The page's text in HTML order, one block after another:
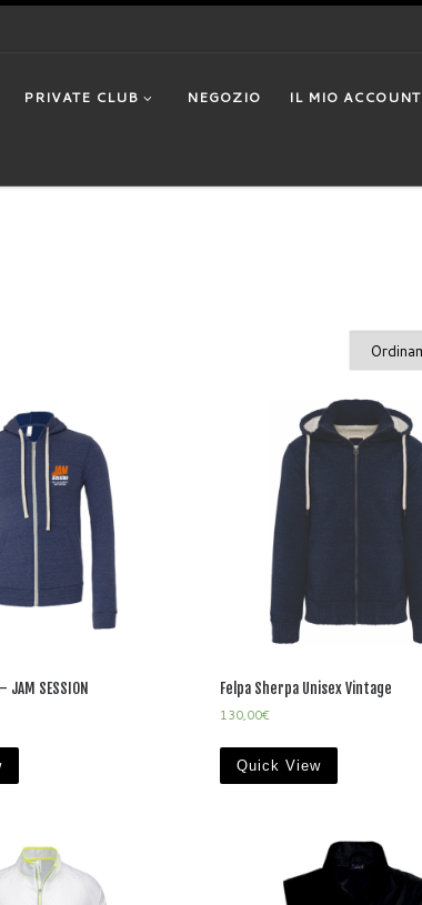
PRIVATE CLUB NEGOZIO IL MIO ACCOUNT
JAM SESSION
Felpa Sherpa Unisex Vintage
130,00€
Quick View